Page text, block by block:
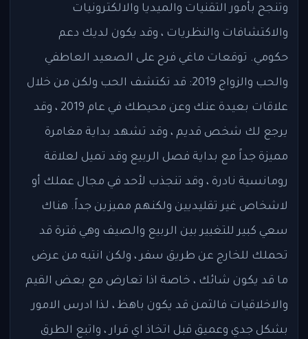
وتنجح بأمور التقنيات والميديا والالكترونيات
والاكتشافات والنظريات ، وقد يكون لديك دعم
حكومي. توقعات ماغي فرح على الصعيد العاطفي
والحب والزواج 2019: قد تكتشف الحب ولكن من خلال
علاقات بعيدة عنك وعن محيطك في عام 2019 ، وقد
يرجع لك شخص قديم ، وقد تشهد بداية مغامرة
مميزة جداً مع بداية فصل الربيع وقد تميل لعلاقة
رومانسية نادرة ، وقد تنجذب لأحد في مجال عملك أو
لاشخاص غير تقليديين ولكنهم مميزين جداً. هناك
سعي كبير للتغيير بين الربيع والصيف وهي فترة قد
تحملك للخارج عن طريق سفر ، ولكن انتبه من عرض
ما قد يكون شائك ، خاصة اذا تعارض مع بعض القيم
والاخلاقيات فالثمن قد يكون باهظ ، لذا ادرس الامور
بشكل جدي وعميق قبل اتخاذ اي قرار ، واتبع الطرق